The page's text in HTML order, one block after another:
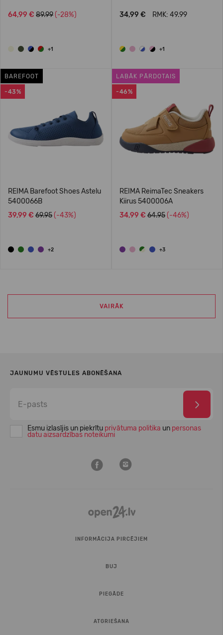
64,99 € 89.99 (-28%)
+1
34,99 € RMK: 49.99
+1
-43%
BAREFOOT
REIMA Barefoot Shoes Astelu
5400066B
39,99 € 69.95 (-43%)
+2
-46%
LABĀK PĀRDOTAIS
REIMA ReimaTec Sneakers
Kiirus 5400006A
34,99 € 64.95 (-46%)
+3
VAIRĀK
JAUNUMU VĒSTULES ABONĒŠANA
Esmu izlasījis un piekrītu privātuma politika un personas
datu aizsardzības noteikumi
INFORMĀCIJA PIRCĒJIEM
BUJ
PIEGĀDE
ATGRIEŠANA